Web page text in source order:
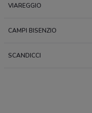
VIAREGGIO
CAMPI BISENZIO
SCANDICCI